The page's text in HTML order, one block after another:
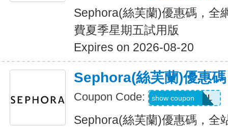
Sephora(絲芙蘭)優惠碼，全
費夏季星期五試用版
Expires on 2026-08-20
Sephora(絲芙蘭)優惠
Coupon Code: CHGOODGIRL
show coupon
Sephora(絲芙蘭)優惠碼，全